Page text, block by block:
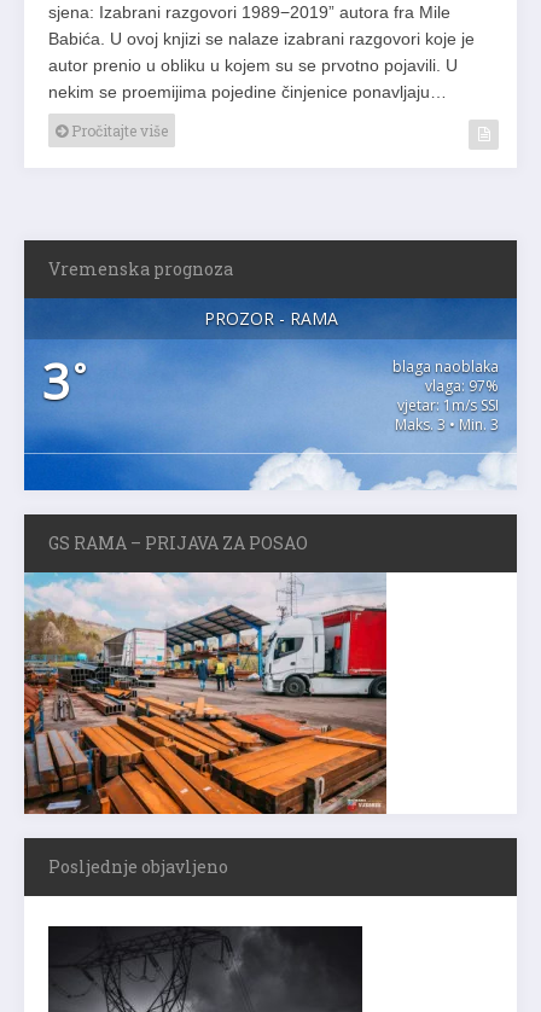
sjena: Izabrani razgovori 1989−2019” autora fra Mile
Babića. U ovoj knjizi se nalaze izabrani razgovori koje je
autor prenio u obliku u kojem su se prvotno pojavili. U
nekim se proemijima pojedine činjenice ponavljaju…
Pročitajte više
Vremenska prognoza
PROZOR - RAMA
3°
blaga naoblaka
vlaga: 97%
vjetar: 1m/s SSI
Maks. 3 • Min. 3
GS RAMA – PRIJAVA ZA POSAO
Posljednje objavljeno